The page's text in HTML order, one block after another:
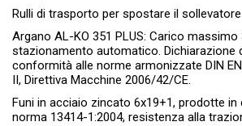
Rulli di trasporto per spostare il
Argano AL-KO 351 PLUS: Carico
stazionamento automatico. Dichiarazione
conformità alle norme armonizzate DIN
II, Direttiva Macchine 2006/42/CE.
Funi in acciaio zincato 6x19+1, prodotte
norma 13414-1:2004, resistenza alla